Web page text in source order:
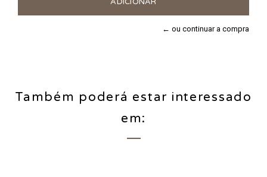
← ou continuar a compra
Também poderá estar interessado
em: